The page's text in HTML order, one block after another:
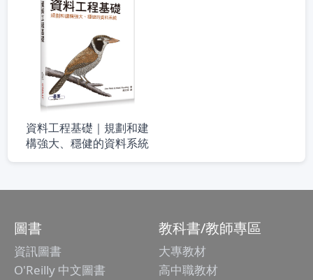
資料工程基礎｜規劃和建
構強大、穩健的資料系統
圖書
資訊圖書
O'Reilly 中文圖書
教科書/教師專區
大專教材
高中職教材